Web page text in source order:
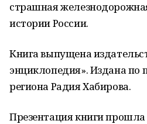
страшная
истории России.
Книга выпущена
энциклопедия». Издана по
региона Радия Хабирова.
Презентация книги